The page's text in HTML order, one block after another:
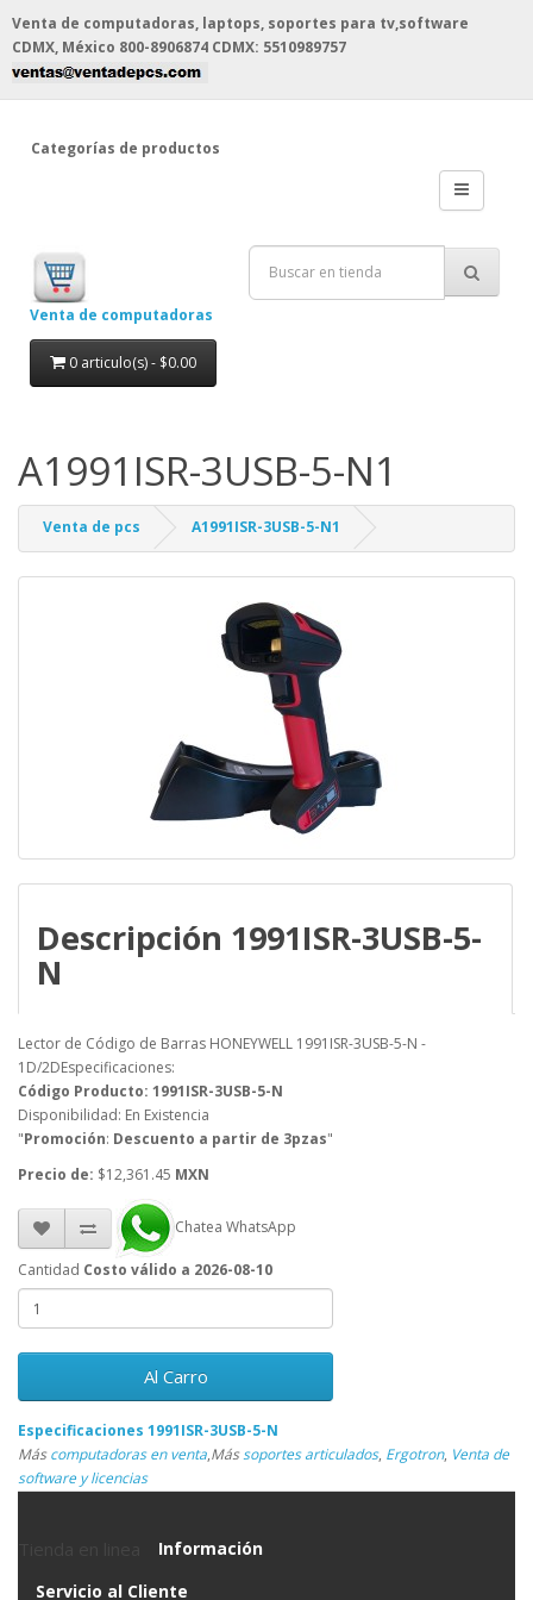
Venta de computadoras, laptops, soportes para tv,software
CDMX, México 800-8906874 CDMX: 5510989757
Categorías de productos
Venta de computadoras
0 articulo(s) - $0.00
A1991ISR-3USB-5-N1
Venta de pcs A1991ISR-3USB-5-N1
Descripción 1991ISR-3USB-5-
N
Lector de Código de Barras HONEYWELL 1991ISR-3USB-5-N -
1D/2DEspecificaciones:
Código Producto: 1991ISR-3USB-5-N
Disponibilidad: En Existencia
"Promoción: Descuento a partir de 3pzas"
Precio de: $12,361.45 MXN
Chatea WhatsApp
Cantidad Costo válido a 2026-08-10
Al Carro
Especificaciones 1991ISR-3USB-5-N
Máscomputadoras en venta,Mássoportes articulados, Ergotron, Venta de
software y licencias
Información
Servicio al Cliente